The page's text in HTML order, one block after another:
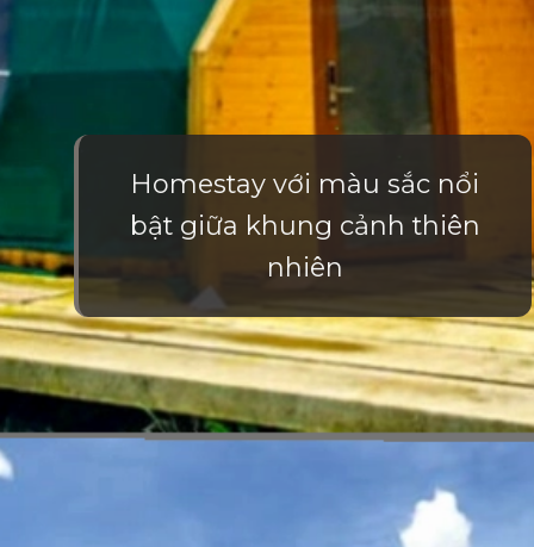
Homestay với màu sắc nổi
bật giữa khung cảnh thiên
nhiên